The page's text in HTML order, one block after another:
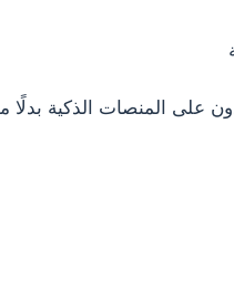
على المنصات الذكية بدلًا من